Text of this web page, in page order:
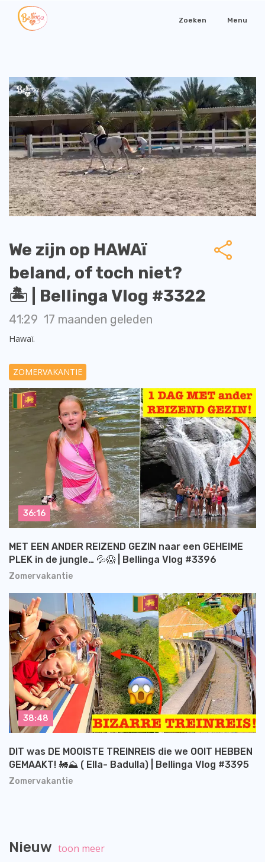
Zoeken Menu
We zijn op HAWAï
beland, of toch niet?
🏝️ | Bellinga Vlog #3322
41:29 17 maanden geleden
Hawaï.
ZOMERVAKANTIE
Zomervakantie
MET EEN ANDER REIZEND GEZIN naar een GEHEIME
PLEK in de jungle… 💦😱 | Bellinga Vlog #3396
36:16
Zomervakantie
DIT was DE MOOISTE TREINREIS die we OOIT HEBBEN
GEMAAKT! 🚂⛰️ ( Ella- Badulla) | Bellinga Vlog #3395
38:48
Nieuw toon meer